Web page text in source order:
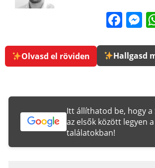
Olvasd el röviden Hallgasd
Itt állíthatod be, hogy a
az elsők között legyen
találatokban!